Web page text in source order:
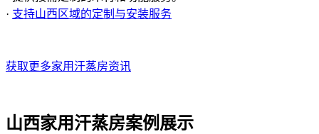
· 支持山西区域的定制与安装服务
获取更多家用汗蒸房资讯
山西家用汗蒸房案例展示